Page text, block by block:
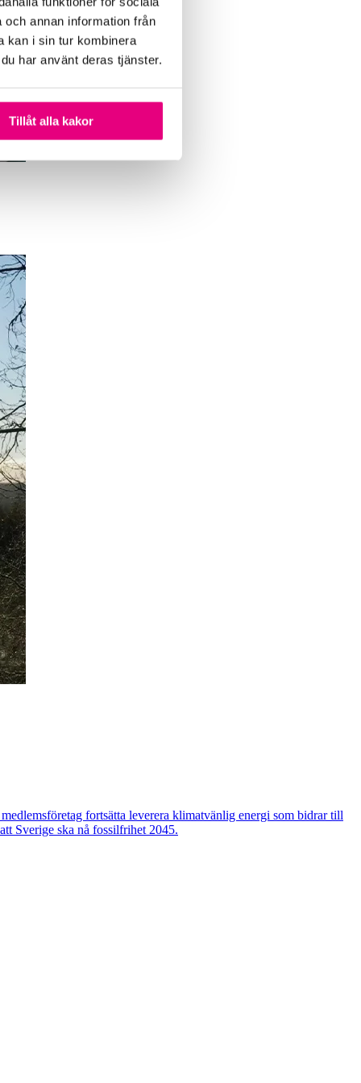
annan information från
kan i sin tur kombinera
har använt deras tjänster.
Tillåt alla kakor
fortsätta leverera klimatvänlig energi som bidrar till
Sverige ska nå fossilfrihet 2045.